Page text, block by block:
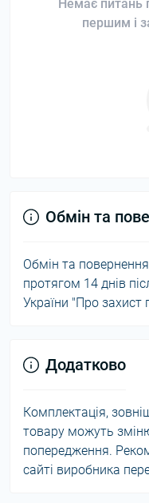
Немає питань
першим і
Обмін та
Обмін та
протягом 14 днів
України "Про захист
Додатково
Комплектація,
товару можуть
попередження.
сайті виробника